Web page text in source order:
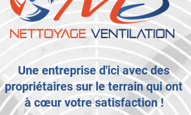
Une entreprise d'ici avec des
propriétaires sur le terrain qui ont
à cœur votre satisfaction !